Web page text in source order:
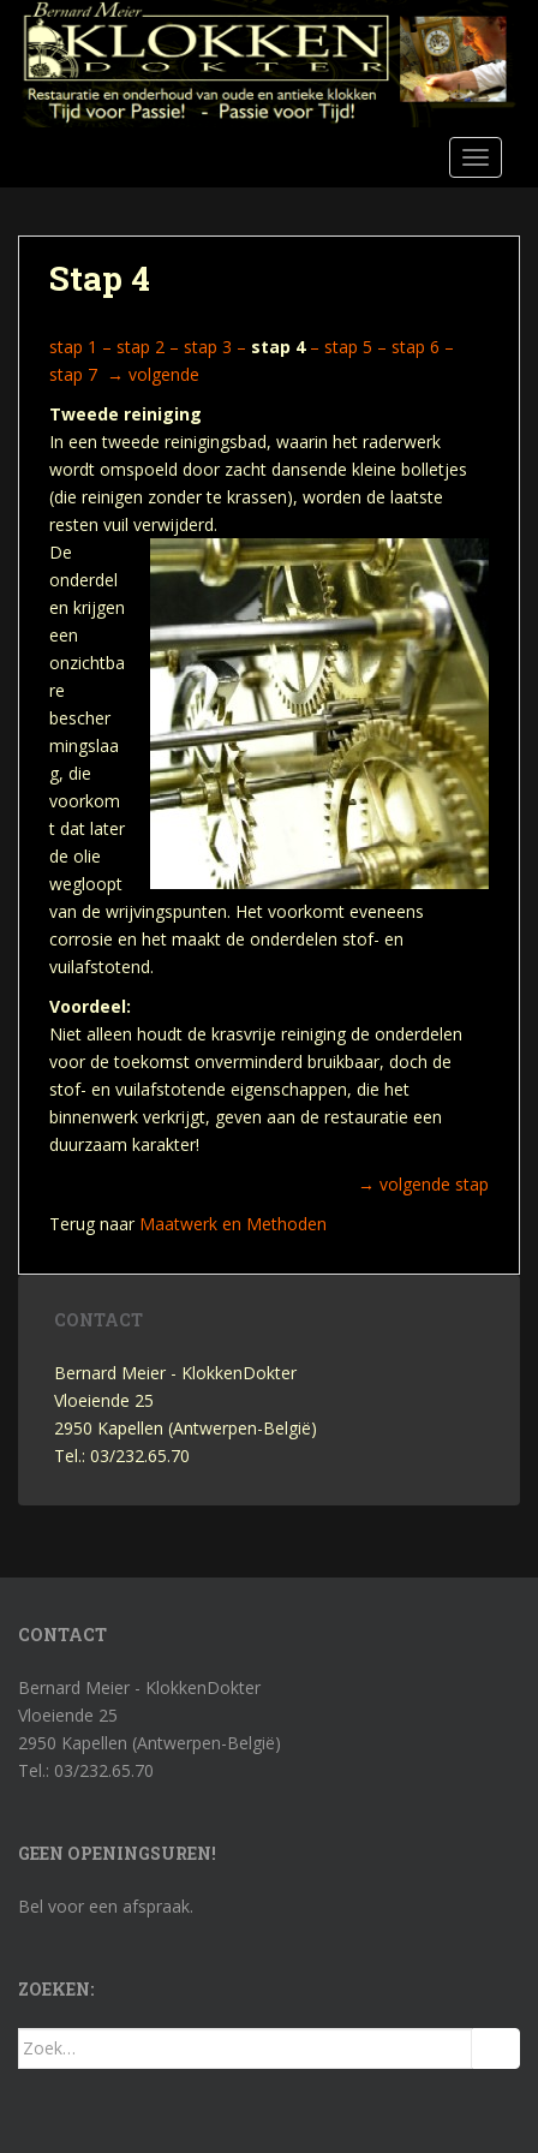
Stap 4
stap 1 – stap 2 – stap 3 – stap 4 – stap 5 – stap 6 –
stap 7 → volgende
Tweede reiniging
In een tweede reinigingsbad, waarin het raderwerk
wordt omspoeld door zacht dansende kleine bolletjes
(die reinigen zonder te krassen), worden de laatste
resten vuil verwijderd.
De
onderdel
en krijgen
een
onzichtba
re
bescher
mingslaa
g, die
voorkom
t dat later
de olie
wegloopt
van de wrijvingspunten. Het voorkomt eveneens
corrosie en het maakt de onderdelen stof- en
vuilafstotend.
Voordeel:
Niet alleen houdt de krasvrije reiniging de onderdelen
voor de toekomst onverminderd bruikbaar, doch de
stof- en vuilafstotende eigenschappen, die het
binnenwerk verkrijgt, geven aan de restauratie een
duurzaam karakter!
→ volgende stap
Terug naar Maatwerk en Methoden
CONTACT
Bernard Meier - KlokkenDokter
Vloeiende 25
2950 Kapellen (Antwerpen-België)
Tel.: 03/232.65.70
CONTACT
Bernard Meier - KlokkenDokter
Vloeiende 25
2950 Kapellen (Antwerpen-België)
Tel.: 03/232.65.70
GEEN OPENINGSUREN!
Bel voor een afspraak.
ZOEKEN:
Zoek
naar: